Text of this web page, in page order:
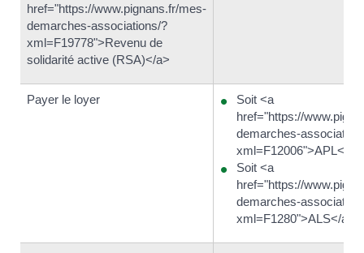
href="https://www.pignans.fr/mes-
demarches-associations/?
xml=F19778">Revenu de
solidarité active (RSA)</a>
Payer le loyer
Soit <a
href="https://
demarches-
xml=F12006">APL</a>
Soit <a
href="https://
demarches-
xml=F1280">ALS</a>